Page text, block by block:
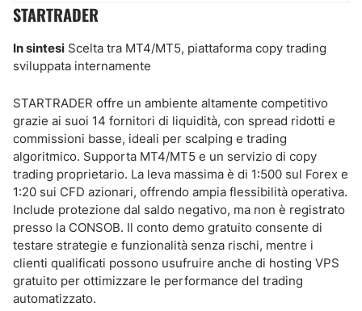
STARTRADER
In sintesi Scelta tra MT4/MT5, piattaforma copy trading
sviluppata internamente
STARTRADER offre un ambiente altamente competitivo
grazie ai suoi 14 fornitori di liquidità, con spread ridotti e
commissioni basse, ideali per scalping e trading
algoritmico. Supporta MT4/MT5 e un servizio di copy
trading proprietario. La leva massima è di 1:500 sul Forex e
1:20 sui CFD azionari, offrendo ampia flessibilità operativa.
Include protezione dal saldo negativo, ma non è registrato
presso la CONSOB. Il conto demo gratuito consente di
testare strategie e funzionalità senza rischi, mentre i
clienti qualificati possono usufruire anche di hosting VPS
gratuito per ottimizzare le performance del trading
automatizzato.